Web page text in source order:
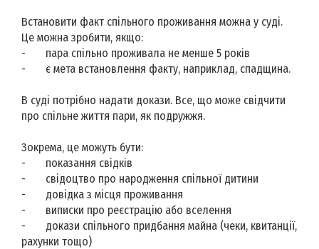
Встановити факт спільного проживання можна у суді.
Це можна зробити, якщо:
- пара спільно проживала не менше 5 років
- є мета встановлення факту, наприклад, спадщина.
В суді потрібно надати докази. Все, що може свідчити
про спільне життя пари, як подружжя.
Зокрема, це можуть бути:
- показання свідків
- свідоцтво про народження спільної дитини
- довідка з місця проживання
- виписки про реєстрацію або вселення
- докази спільного придбання майна (чеки, квитанції,
рахунки тощо)